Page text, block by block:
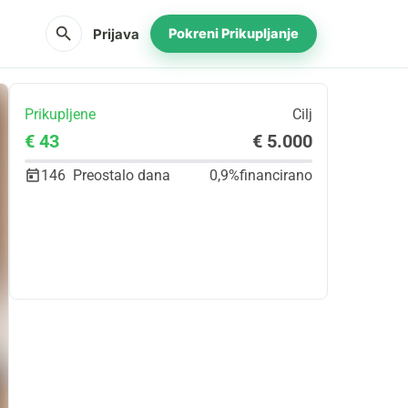
search Prijava Pokreni Prikupljanje
Prikupljene Cilj
€ 43 € 5.000
146 Preostalo dana 0,9%financirano